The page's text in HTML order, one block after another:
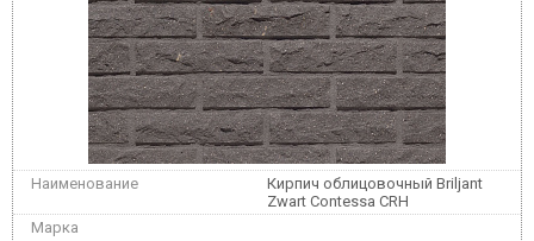
Кирпич облицовочный Briljant
Zwart Contessa CRH